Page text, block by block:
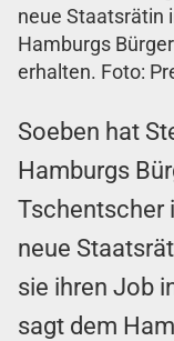
neue Staatsrätin
Hamburgs
erhalten. Foto:
Soeben hat
Hamburgs
Tschentscher
neue
sie ihren Job
sagt dem